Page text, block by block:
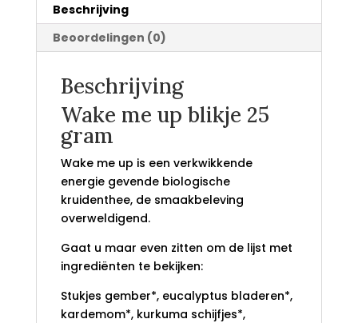
Beschrijving
Beoordelingen (0)
Beschrijving
Wake me up blikje 25
gram
Wake me up is een verkwikkende
energie gevende biologische
kruidenthee, de smaakbeleving
overweldigend.
Gaat u maar even zitten om de lijst met
ingrediënten te bekijken:
Stukjes gember*, eucalyptus bladeren*,
kardemom*, kurkuma schijfjes*,